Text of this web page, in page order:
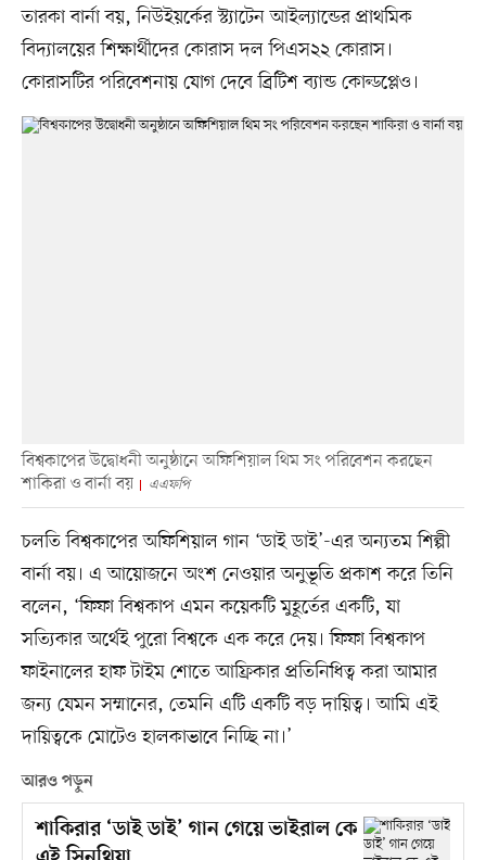
তারকা বার্না বয়, নিউইয়র্কের স্ট্যাটেন আইল্যান্ডের প্রাথমিক
বিদ্যালয়ের শিক্ষার্থীদের কোরাস দল পিএস২২ কোরাস।
কোরাসটির পরিবেশনায় যোগ দেবে ব্রিটিশ ব্যান্ড কোল্ডপ্লেও।
বিশ্বকাপের উদ্বোধনী অনুষ্ঠানে অফিশিয়াল থিম সং পরিবেশন করছেন
শাকিরা ও বার্না বয়
এএফপি
চলতি বিশ্বকাপের অফিশিয়াল গান ‘ডাই ডাই’-এর অন্যতম শিল্পী
বার্না বয়। এ আয়োজনে অংশ নেওয়ার অনুভূতি প্রকাশ করে তিনি
বলেন, ‘ফিফা বিশ্বকাপ এমন কয়েকটি মুহূর্তের একটি, যা
সত্যিকার অর্থেই পুরো বিশ্বকে এক করে দেয়। ফিফা বিশ্বকাপ
ফাইনালের হাফ টাইম শোতে আফ্রিকার প্রতিনিধিত্ব করা আমার
জন্য যেমন সম্মানের, তেমনি এটি একটি বড় দায়িত্ব। আমি এই
দায়িত্বকে মোটেও হালকাভাবে নিচ্ছি না।’
আরও পড়ুন
শাকিরার ‘ডাই ডাই’ গান গেয়ে ভাইরাল কে